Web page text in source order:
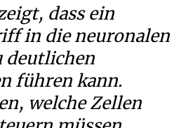
dass ein
in die neuronalen
deutlichen
führen kann.
welche Zellen